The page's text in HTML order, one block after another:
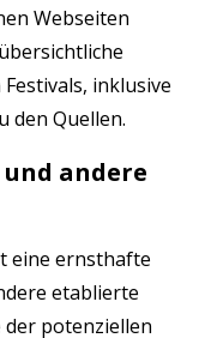
Webseiten
inklusive
den Quellen.
andere
eine ernsthafte
etablierte
der potenziellen